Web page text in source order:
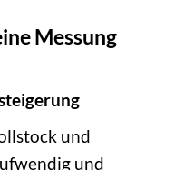
Messung
und
und